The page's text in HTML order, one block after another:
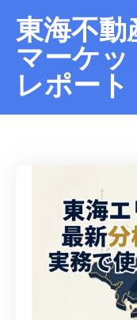
東海不動
マーケッ
レポート